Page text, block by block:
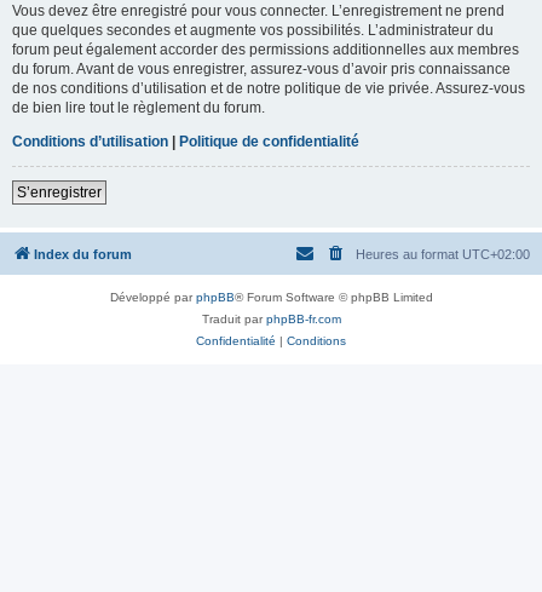
Vous devez être enregistré pour vous connecter. L’enregistrement ne prend
que quelques secondes et augmente vos possibilités. L’administrateur du
forum peut également accorder des permissions additionnelles aux membres
du forum. Avant de vous enregistrer, assurez-vous d’avoir pris connaissance
de nos conditions d’utilisation et de notre politique de vie privée. Assurez-vous
de bien lire tout le règlement du forum.
Conditions d’utilisation | Politique de confidentialité
S’enregistrer
Index du forum Heures au format UTC+02:00
Développé parphpBB® Forum Software © phpBB Limited
Traduit parphpBB-fr.com
Confidentialité | Conditions